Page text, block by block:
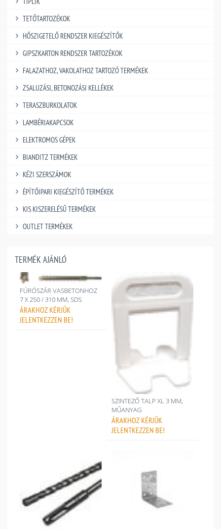
TETŐTARTOZÉKOK
HŐSZIGETELŐ RENDSZER KIEGÉSZÍTŐK
GIPSZKARTON RENDSZER TARTOZÉKOK
FALAZATHOZ, VAKOLATHOZ TARTOZÓ TERMÉKEK
ZSALUZÁSI, BETONOZÁSI KELLÉKEK
TERASZBURKOLATOK
LAMBÉRIAKAPCSOK
ELEKTROMOS GÉPEK
BIANDITZ TERMÉKEK
KÉZI SZERSZÁMOK
ÉPÍTŐIPARI KIEGÉSZÍTŐ TERMÉKEK
KIS KISZERELÉSŰ TERMÉKEK
OUTLET TERMÉKEK
TERMÉK AJÁNLÓ
FÚRÓSZÁR VASBETONHOZ
7 X 250 / 310 MM, SDS
ÁRAKHOZ KÉRJÜK
JELENTKEZZEN BE!
SZINTEZŐ TALP XL 3 MM,
MŰANYAG
ÁRAKHOZ KÉRJÜK
JELENTKEZZEN BE!